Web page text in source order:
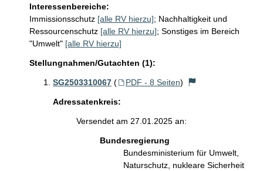
Interessenbereiche:
Immissionsschutz [alle RV hierzu]; Nachhaltigkeit und
Ressourcenschutz [alle RV hierzu]; Sonstiges im Bereich
"Umwelt" [alle RV hierzu]
Stellungnahmen/Gutachten (1):
SG2503310067 ( PDF - 8 Seiten)
Adressatenkreis:
Versendet am 27.01.2025 an:
Bundesregierung
Bundesministerium für Umwelt,
Naturschutz, nukleare Sicherheit